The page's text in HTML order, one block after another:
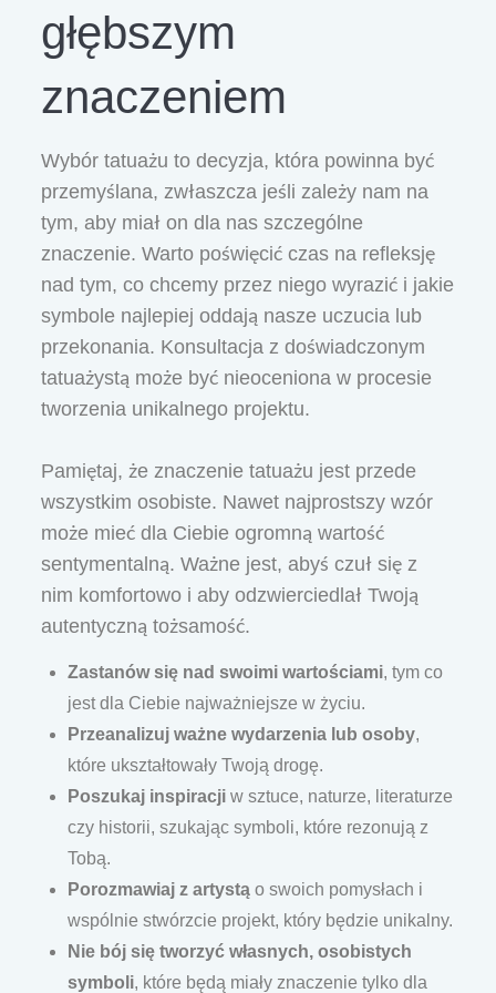
głębszym
znaczeniem
Wybór tatuażu to decyzja, która powinna być
przemyślana, zwłaszcza jeśli zależy nam na
tym, aby miał on dla nas szczególne
znaczenie. Warto poświęcić czas na refleksję
nad tym, co chcemy przez niego wyrazić i jakie
symbole najlepiej oddają nasze uczucia lub
przekonania. Konsultacja z doświadczonym
tatuażystą może być nieoceniona w procesie
tworzenia unikalnego projektu.
Pamiętaj, że znaczenie tatuażu jest przede
wszystkim osobiste. Nawet najprostszy wzór
może mieć dla Ciebie ogromną wartość
sentymentalną. Ważne jest, abyś czuł się z
nim komfortowo i aby odzwierciedlał Twoją
autentyczną tożsamość.
Zastanów się nad swoimi wartościami, tym co
jest dla Ciebie najważniejsze w życiu.
Przeanalizuj ważne wydarzenia lub osoby,
które ukształtowały Twoją drogę.
Poszukaj inspiracji w sztuce, naturze, literaturze
czy historii, szukając symboli, które rezonują z
Tobą.
Porozmawiaj z artystą o swoich pomysłach i
wspólnie stwórzcie projekt, który będzie unikalny.
Nie bój się tworzyć własnych, osobistych
symboli, które będą miały znaczenie tylko dla